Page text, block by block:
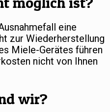
eine
zur Wiederherstellung
Miele-Gerätes führen
nicht von Ihnen
wir?